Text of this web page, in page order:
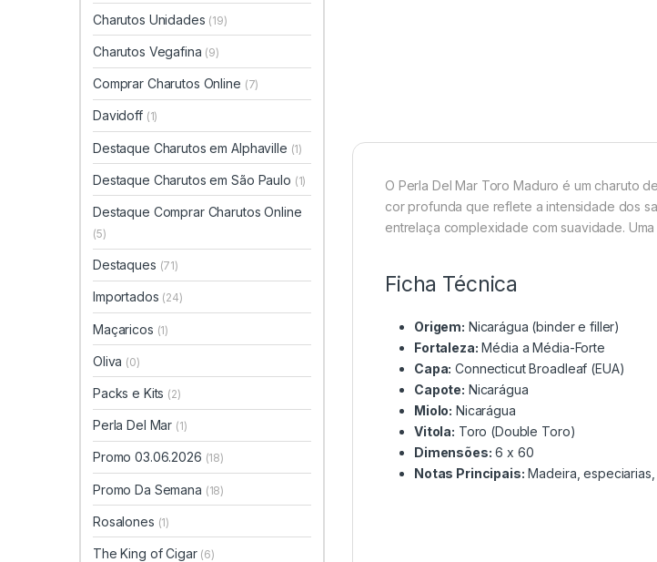
O Perla Del Mar Toro Maduro é um charuto
cor profunda que reflete a intensidade dos
entrelaça complexidade com suavidade.
Ficha Técnica
Origem: Nicarágua (binder e filler)
Fortaleza: Média a Média-Forte
Capa: Connecticut Broadleaf (EUA)
Capote: Nicarágua
Miolo: Nicarágua
Vitola: Toro (Double Toro)
Dimensões: 6 x 60
Notas Principais: Madeira,
Charutos Unidades (19)
Charutos Vegafina (9)
Comprar Charutos Online (7)
Davidoff (1)
Destaque Charutos em Alphaville (1)
Destaque Charutos em São Paulo (1)
Destaque Comprar Charutos Online
(5)
Destaques (71)
Importados (24)
Maçaricos (1)
Oliva (0)
Packs e Kits (2)
Perla Del Mar (1)
Promo 03.06.2026 (18)
Promo Da Semana (18)
Rosalones (1)
The King of Cigar (6)